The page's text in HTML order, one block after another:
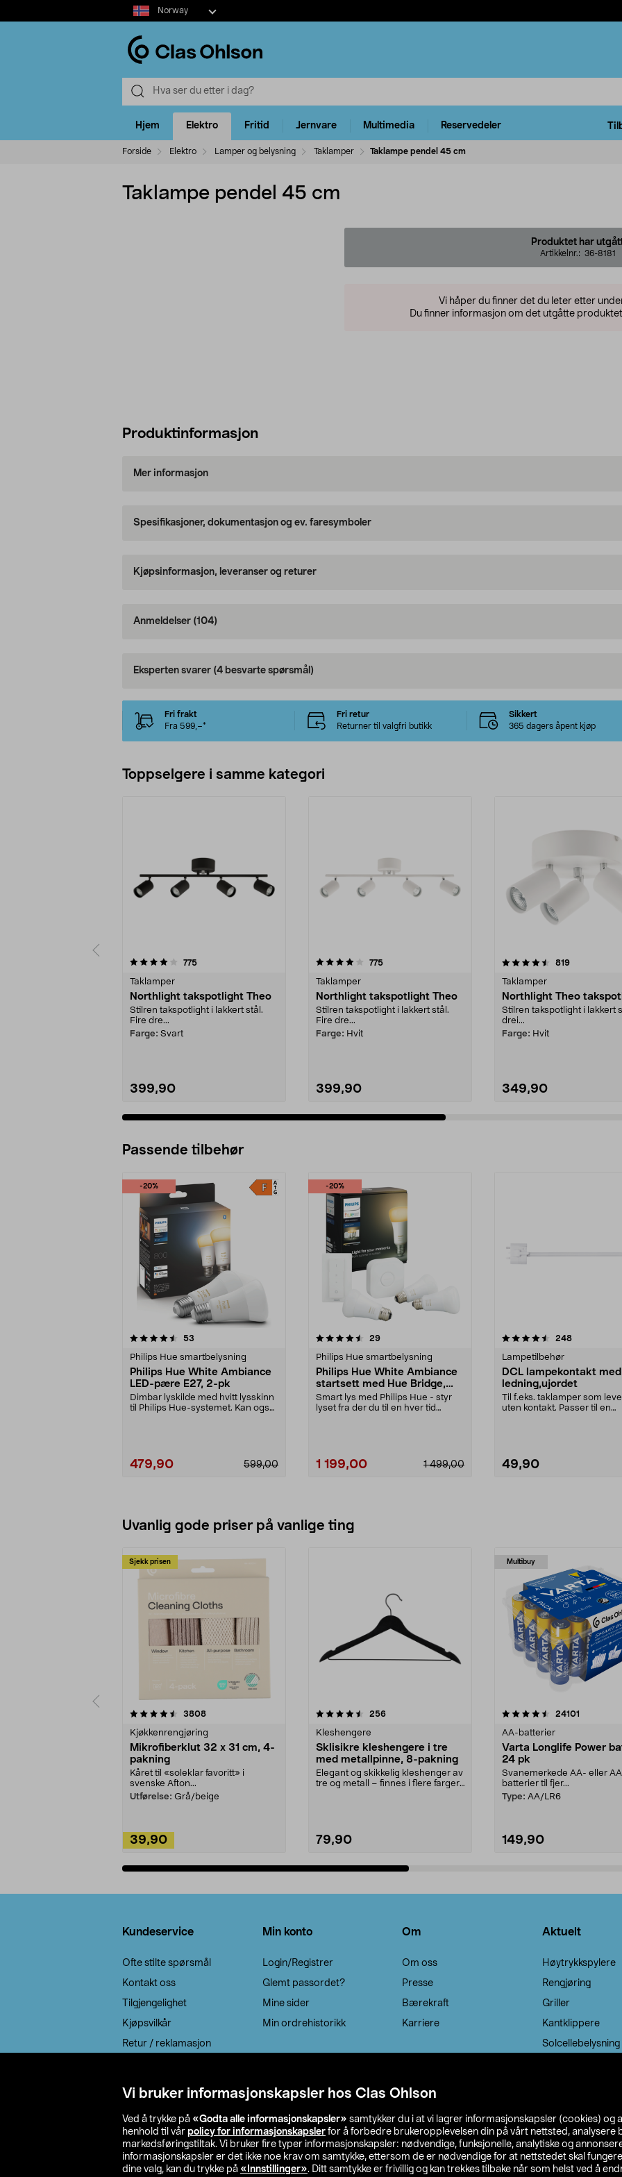
Vi bruker informasjonskapsler hos Clas Ohlson
Ved å trykke på «Godta alle informasjonskapsler» samtykker du i at vi lagrer informasjonskapsler (cookies) og
henhold til vår policy for informasjonskapsler for å forbedre brukeropplevelsen din på vårt nettsted, analysere
markedsføringstiltak. Vi bruker fire typer informasjonskapsler: nødvendige, funksjonelle, analytiske og
informasjonskapsler er det ikke noe krav om samtykke, ettersom de er nødvendige for at nettstedet skal
dine valg, kan du trykke på «Innstillinger». Ditt samtykke er frivillig og kan trekkes tilbake når som helst ved å
Select
market
Norway
Hjem Elektro Fritid Jernvare Multimedia Reservedeler
Forside Elektro Lamper og belysning Taklamper Taklampe pendel 45 cm
Taklampe pendel 45 cm
Produktet har
Artikkelnr.: 36-8181
Vi håper du finner det du leter etter
Du finner informasjon om det utgåtte
Produktinformasjon
Mer informasjon
Spesifikasjoner, dokumentasjon og ev. faresymboler
Kjøpsinformasjon, leveranser og returer
Anmeldelser (104)
Eksperten svarer (4 besvarte spørsmål)
Fri frakt
Fra 599,–*
Fri retur
Returner til valgfri butikk
Sikkert
365 dagers åpent kjøp
Toppselgere i samme kategori
775anmeldelser
Taklamper
Northlight takspotlight Theo
Stilren takspotlight i lakkert stål.
Fire dre...
Farge: Svart
399,90
4.0 av 5 stjerner 775anmeldelser
Taklamper
Northlight takspotlight Theo
Stilren takspotlight i lakkert stål.
Fire dre...
Farge: Hvit
399,90
4.5 av 5 stjerner 819anmeldelser
Taklamper
Northlight Theo
Stilren takspotlight i lakkert
drei...
Farge: Hvit
349,90
3.0 av 5 stjerner
Passende tilbehør
-20%
53
Philips Hue smartbelysning
Philips Hue White Ambiance
LED-pære E27, 2-pk
Dimbar lyskilde med hvitt lysskinn
til Philips Hue-systemet. Kan også
599,00
479,90
-20%
4.5av 5 stjerner 29anmeldelser
Philips Hue smartbelysning
Philips Hue White Ambiance
startsett med Hue Bridge,
LED-pærer og dimmere
Smart lys med Philips Hue - styr
lyset fra der du til en hver tid
1 499,00
1 199,00
4.5av 5 stjerner 248anmeldelser
Lampetilbehør
DCL lampekontakt med
ledning,ujordet
Til f.eks. taklamper som
uten kontakt. Passer til en
49,90
Uvanlig gode priser på vanlige ting
Sjekk prisen
3808anmeldelser
Kjøkkenrengjøring
Mikrofiberklut 32 x 31 cm, 4-
pakning
Kåret til «soleklar favoritt» i
svenske Afton...
Utførelse: Grå/beige
39,90
4.5av 5 stjerner 256anmeldelser
Kleshengere
Sklisikre kleshengere i tre
med metallpinne, 8-pakning
Elegant og skikkelig kleshenger av
tre og metall – finnes i flere farger.
79,90
Multibuy
4.5av 5 stjerner 24101
AA-batterier
Varta Longlife Power
24 pk
Svanemerkede AA- eller
batterier til fjer...
Type: AA/LR6
149,90
4.5av 5 stjerner
Kundeservice
Ofte stilte spørsmål
Kontakt oss
Tilgjengelighet
Kjøpsvilkår
Retur / reklamasjon
Min konto
Login/Registrer
Glemt passordet?
Mine sider
Min ordrehistorikk
Om
Om oss
Presse
Bærekraft
Karriere
Aktuelt
Høytrykkspylere
Rengjøring
Griller
Kantklippere
Solcellebelysning